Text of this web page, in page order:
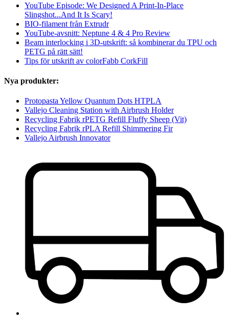
YouTube Episode: We Designed A Print-In-Place
Slingshot...And It Is Scary!
BIO-filament från Extrudr
YouTube-avsnitt: Neptune 4 & 4 Pro Review
Beam interlocking i 3D-utskrift: så kombinerar du TPU och
PETG på rätt sätt!
Tips för utskrift av colorFabb CorkFill
Nya produkter:
Protopasta Yellow Quantum Dots HTPLA
Vallejo Cleaning Station with Airbrush Holder
Recycling Fabrik rPETG Refill Fluffy Sheep (Vit)
Recycling Fabrik rPLA Refill Shimmering Fir
Vallejo Airbrush Innovator